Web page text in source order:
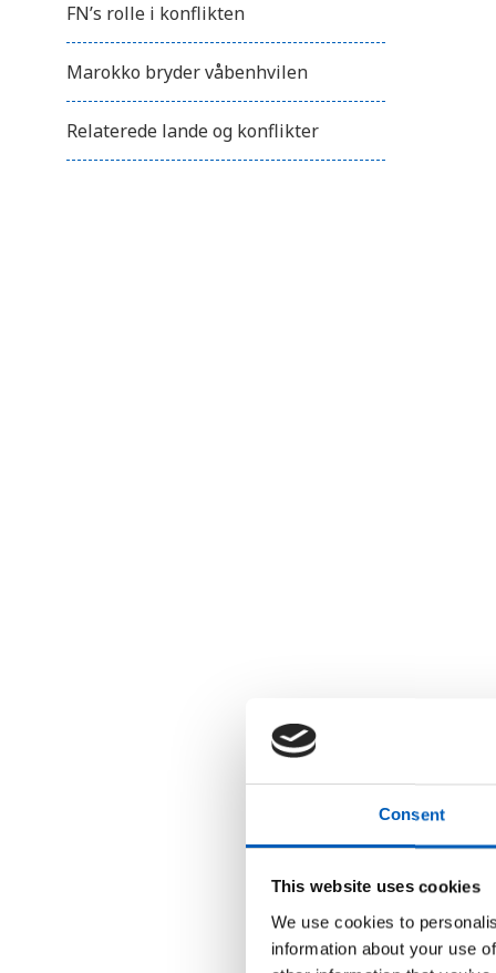
Consent
This website uses cookies
We use cookies to
information about your use
FN’s rolle i konflikten
Marokko bryder våbenhvilen
Relaterede lande og konflikter